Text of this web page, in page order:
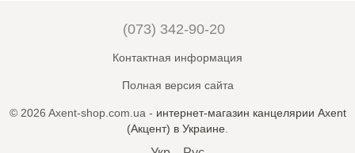
(073) 342-90-20
Контактная информация
Полная версия сайта
© 2026 Axent-shop.com.ua - интернет-магазин канцелярии Axent
(Акцент) в Украине